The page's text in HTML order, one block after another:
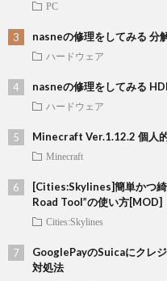
PC
nasneの修理をしてみる 分
ハードウェア
nasneの修理をしてみる
ハードウェア
Minecraft Ver.1.12.2 個人
Minecraft
[Cities:Skylines]簡単かつ
Road Tool”の使い方[MOD]
Cities:Skylines
GooglePayのSuicaにクレ
対処法